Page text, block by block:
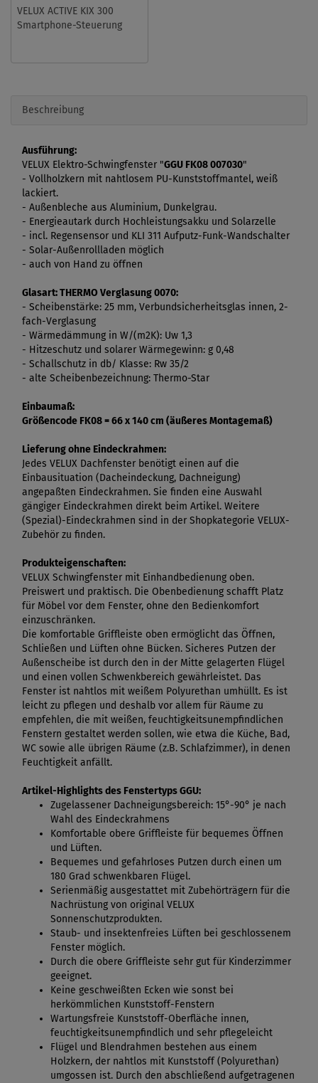
VELUX ACTIVE KIX 300
Smartphone-Steuerung
Beschreibung
Ausführung:
VELUX Elektro-Schwingfenster "GGU FK08 007030"
- Vollholzkern mit nahtlosem PU-Kunststoffmantel, weiß
lackiert.
- Außenbleche aus Aluminium, Dunkelgrau.
- Energieautark durch Hochleistungsakku und Solarzelle
- incl. Regensensor und KLI 311 Aufputz-Funk-Wandschalter
- Solar-Außenrollladen möglich
- auch von Hand zu öffnen
Glasart:THERMO Verglasung 0070:
- Scheibenstärke: 25 mm, Verbundsicherheitsglas innen, 2-
fach-Verglasung
- Wärmedämmung in W/(m2K): Uw 1,3
- Hitzeschutz und solarer Wärmegewinn: g 0,48
- Schallschutz in db/ Klasse: Rw 35/2
- alte Scheibenbezeichnung: Thermo-Star
Einbaumaß:
Größencode FK08 = 66 x 140 cm (äußeres Montagemaß)
Lieferung ohne Eindeckrahmen:
Jedes VELUX Dachfenster benötigt einen auf die
Einbausituation (Dacheindeckung, Dachneigung)
angepaßten Eindeckrahmen. Sie finden eine Auswahl
gängiger Eindeckrahmen direkt beim Artikel. Weitere
(Spezial)-Eindeckrahmen sind in der Shopkategorie VELUX-
Zubehör zu finden.
Produkteigenschaften:
VELUX Schwingfenster mit Einhandbedienung oben.
Preiswert und praktisch. Die Obenbedienung schafft Platz
für Möbel vor dem Fenster, ohne den Bedienkomfort
einzuschränken.
Die komfortable Griffleiste oben ermöglicht das Öffnen,
Schließen und Lüften ohne Bücken. Sicheres Putzen der
Außenscheibe ist durch den in der Mitte gelagerten Flügel
und einen vollen Schwenkbereich gewährleistet. Das
Fenster ist nahtlos mit weißem Polyurethan umhüllt. Es ist
leicht zu pflegen und deshalb vor allem für Räume zu
empfehlen, die mit weißen, feuchtigkeitsunempfindlichen
Fenstern gestaltet werden sollen, wie etwa die Küche, Bad,
WC sowie alle übrigen Räume (z.B. Schlafzimmer), in denen
Feuchtigkeit anfällt.
Artikel-Highlights des Fenstertyps GGU:
Zugelassener Dachneigungsbereich: 15°-90° je nach
Wahl des Eindeckrahmens
Komfortable obere Griffleiste für bequemes Öffnen
und Lüften.
Bequemes und gefahrloses Putzen durch einen um
180 Grad schwenkbaren Flügel.
Serienmäßig ausgestattet mit Zubehörträgern für die
Nachrüstung von original VELUX
Sonnenschutzprodukten.
Staub- und insektenfreies Lüften bei geschlossenem
Fenster möglich.
Durch die obere Griffleiste sehr gut für Kinderzimmer
geeignet.
Keine geschweißten Ecken wie sonst bei
herkömmlichen Kunststoff-Fenstern
Wartungsfreie Kunststoff-Oberfläche innen,
feuchtigkeitsunempfindlich und sehr pflegeleicht
Flügel und Blendrahmen bestehen aus einem
Holzkern, der nahtlos mit Kunststoff (Polyurethan)
umgossen ist. Durch den abschließend aufgetragenen